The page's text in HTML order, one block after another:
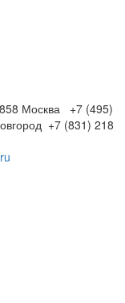
Москва +7 (495)
+7 (831) 218